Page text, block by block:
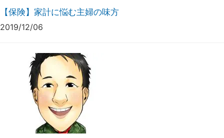
【保険】家計に悩む主婦の味方
2019/12/06